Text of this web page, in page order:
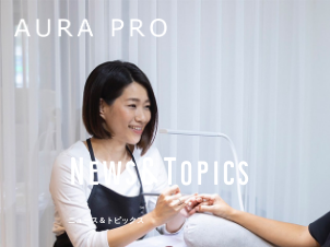
News&Topics
ニュース＆トピックス